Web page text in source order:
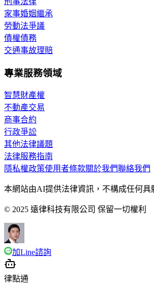
家事婚姻繼承
勞動法爭議
債權債務
交通事故理賠
專業服務領域
智慧財產權
不動產交易
商事合約
行政爭訟
其他法律議題
法律服務指南
隱私權政策使用者條款關於我們聯絡我們
本網站由AI提供法律資訊，不構成任何具
© 2025 遠律科技有限公司 保留一切權利
加Line諮詢
律點通